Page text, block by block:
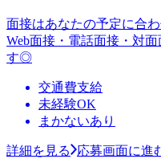
面接はあなたの予定に合
Web面接・電話面接・対
す◎
交通費支給
未経験OK
まかないあり
詳細を見る
応募画面に進